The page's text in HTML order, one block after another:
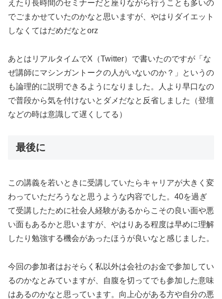
えたり長時間のセミナーだと座りながら行うことも多いの
でごまかせていたのかなと思いますが、やはりダイエット
しなくてはだめだなとorz
あとはリアルタイムでX（Twitter）で書いたのですが「な
ぜ講師にマシンガントークの人がいないのか？」というの
も論理的に説明できるようになりました。人より早口なの
で普段から気を付けないとダメだなと反省しました（登壇
などの時は意識して遅くしてる）
最後に
この講義を若いときに受講していたらキャリアが大きく変
わっていただろうなと思うような内容でした。40を過ぎ
て受講したために社会人経験があるからこその良い面や悪
い面もあるかと思いますが、やはりある程度は早めに理解
したり勉強する機会があったほうが良いなと感じました。
今回の参加者はおそらく私以外は会社のお金で参加してい
るのかなとみていますが、自腹を切ってでも参加した意味
はあるのかなと思っています。向上心がある方や自分の悪